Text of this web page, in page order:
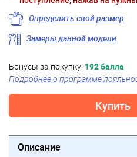
Определить свой размер
Замеры данной модели
Бонусы за покупку: 192 балла
Подробнее о программе
Купить
Описание